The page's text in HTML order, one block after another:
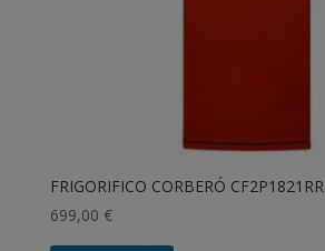
FRIGORIFICO CORBERÓ CF2P1821RR
699,00 €